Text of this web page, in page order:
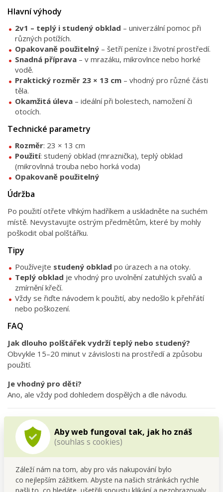
Aby web fungoval tak, jak ho znáš
(souhlas s cookies)
Záleží nám na tom, aby pro vás nakupování bylo
co nejlepším zážitkem. Abyste na našich stránkách rychle
Hlavní výhody
2v1 – teplý i studený obklad – univerzální pomoc při
různých potížích.
Opakovaně použitelný – šetří peníze i životní prostředí.
Snadná příprava – v mrazáku, mikrovlnce nebo horké
vodě.
Praktický rozměr 23 × 13 cm – vhodný pro různé části
těla.
Okamžitá úleva – ideální při bolestech, namožení či
otocích.
Technické parametry
Rozměr: 23 × 13 cm
Použití: studený obklad (mraznička), teplý obklad
(mikrovlnná trouba nebo horká voda)
Opakovaně použitelný
Údržba
Po použití otřete vlhkým hadříkem a uskladněte na suchém
místě. Nevystavujte ostrým předmětům, které by mohly
poškodit obal polštářku.
Tipy
Používejte studený obklad po úrazech a na otoky.
Teplý obklad je vhodný pro uvolnění zatuhlých svalů a
zmírnění křečí.
Vždy se řiďte návodem k použití, aby nedošlo k přehřátí
nebo poškození.
FAQ
Jak dlouho polštářek vydrží teplý nebo studený?
Obvykle 15–20 minut v závislosti na prostředí a způsobu
použití.
Je vhodný pro děti?
Ano, ale vždy pod dohledem dospělých a dle návodu.
Claim:HOT & COLD – rychlá úleva teplem i chladem,
kdykoliv to potřebujete.